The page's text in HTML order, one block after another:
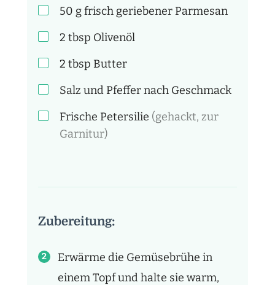
50 gfrisch geriebener Parmesan
2 tbsp Olivenöl
2 tbsp Butter
Salz und Pfeffer nach Geschmack
Frische Petersilie (gehackt, zur
Garnitur)
Zubereitung:
Erwärme die Gemüsebrühe in
einem Topf und halte sie warm,